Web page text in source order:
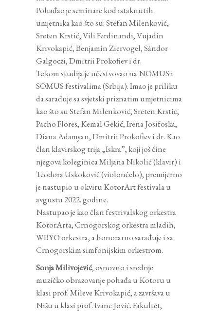
Pohađao je seminare kod istaknutih
umjetnika kao što su: Stefan Milenković,
Sreten Krstić, Vili Ferdinandi, Vujadin
Krivokapić, Benjamin Ziervogel, Sàndor
Galgoczi, Dmitrii Prokofiev i dr.
Tokom studija je učestvovao na NOMUS i
SOMUS festivalima (Srbija). Imao je priliku
da sarađuje sa svjetski priznatim umjetnicima
kao što su Stefan Milenković, Sreten Krstić,
Pacho Flores, Kemal Gekić, Irena Josifoska,
Diana Adamyan, Dmitrii Prokofiev i dr. Kao
član klavirskog trija „Iskra”, koji još čine
njegova koleginica Miljana Nikolić (klavir) i
Teodora Uskoković (violončelo), premijerno
je nastupio u okviru KotorArt festivala u
avgustu 2022. godine.
Nastupao je kao član festrivalskog orkestra
KotorArta, Crnogorskog orkestra mladih,
WBYO orkestra, a honorarno sarađuje i sa
Crnogorskim simfonijskim orkestrom.
Sonja Milivojević, osnovno i srednje
muzičko obrazovanje pohađa u Kotoru u
klasi prof. Mileve Krivokapić, a završava u
Nišu u klasi prof. Ivane Jović. Fakultet,